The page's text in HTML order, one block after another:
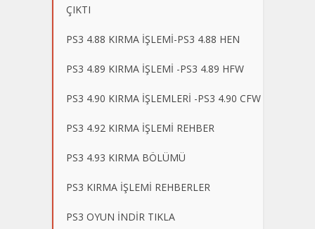
ÇIKTI
PS3 4.88 KIRMA İŞLEMİ-PS3 4.88 HEN
PS3 4.89 KIRMA İŞLEMİ -PS3 4.89 HFW
PS3 4.90 KIRMA İŞLEMLERİ -PS3 4.90 CFW
PS3 4.92 KIRMA İŞLEMİ REHBER
PS3 4.93 KIRMA BÖLÜMÜ
PS3 KIRMA İŞLEMİ REHBERLER
PS3 OYUN İNDİR TIKLA